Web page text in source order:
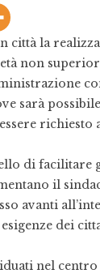
città la
non
sarà
di facilitare
il
avanti
dei
nel centro